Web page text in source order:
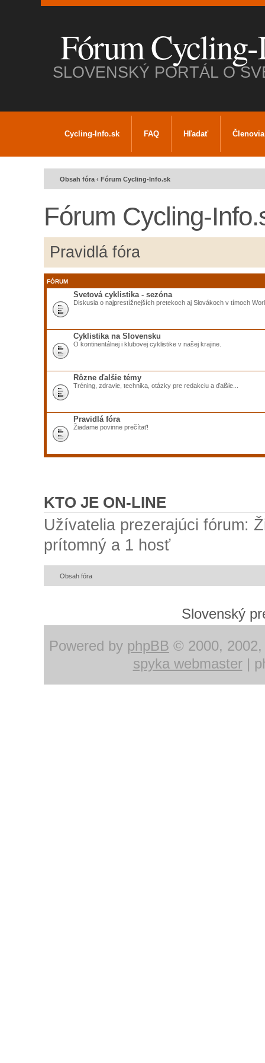
Fórum
SLOVENSKÝ PORTÁL O
Cycling-Info.sk FAQ Hľadať Členovia
Obsah fóra ‹ Fórum Cycling-Info.sk
Fórum Cycling-
Pravidlá fóra
FÓRUM
Svetová cyklistika - sezóna
Diskusia o najprestížnejších pretekoch aj Slovákoch v tímoch
Cyklistika na Slovensku
O kontinentálnej i klubovej cyklistike v našej krajine.
Rôzne ďalšie témy
Tréning, zdravie, technika, otázky pre redakciu a ďalšie...
Pravidlá fóra
Žiadame povinne prečítať!
KTO JE ON-LINE
Užívatelia prezerajúci fórum:
prítomný a 1 hosť
Obsah fóra
Slovenský
Powered by phpBB © 2000, 2002,
spyka webmaster|